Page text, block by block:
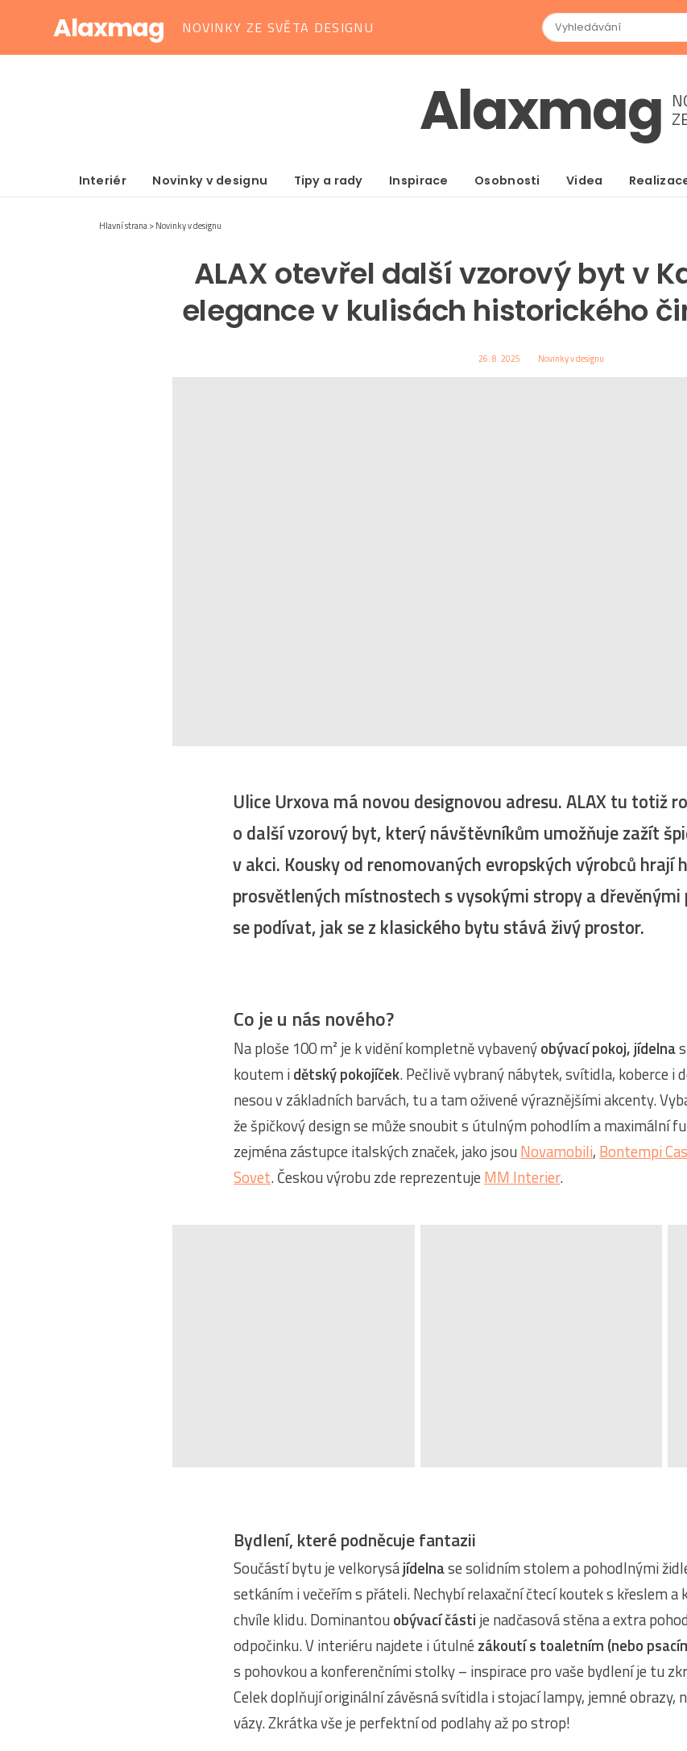
Alaxmag NOVINKY ZE SVĚTA DESIGNU
Alaxmag
Interiér Novinky v designu Tipy a rady Inspirace Osobnosti Videa
Hlavní strana Novinky v designu
ALAX otevřel další vzorový byt v
elegance v kulisách historického
26. 8. 2025 Novinky v designu
Ulice Urxova má novou designovou adresu. ALAX tu totiž
o další vzorový byt, který návštěvníkům umožňuje zažít
v akci. Kousky od renomovaných evropských výrobců hrají
prosvětlených místnostech s vysokými stropy a
se podívat, jak se z klasického bytu stává živý prostor.
Co je u nás nového?
Na ploše 100 m² je k vidění kompletně vybavenýobývací pokoj, jídelna
koutem idětský pokojíček. Pečlivě vybraný nábytek, svítidla, koberce i
nesou v základních barvách, tu a tam oživené výraznějšími akcenty.
že špičkový design se může snoubit s útulným pohodlím a maximální
zejména zástupce italských značek, jako jsouNovamobili, Bontempi
Sovet. Českou výrobu zde reprezentuje MM Interier.
Bydlení, které podněcuje fantazii
Součástí bytu je velkorysájídelnase solidním stolem a pohodlnými
setkáním i večeřím s přáteli. Nechybí relaxační čtecí koutek s křeslem a
chvíle klidu. Dominantouobývací části je nadčasová stěna a extra
odpočinku. V interiéru najdete i útulné zákoutí s toaletním (nebo
s pohovkou a konferenčními stolky – inspirace pro vaše bydlení je tu
Celek doplňují originální závěsná svítidla i stojací lampy, jemné obrazy,
vázy. Zkrátka vše je perfektní od podlahy až po strop!